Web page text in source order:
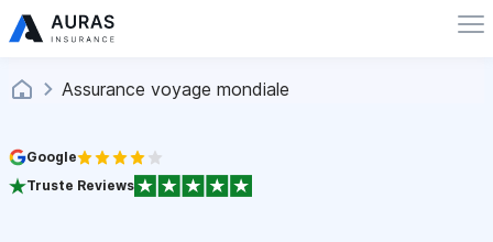
Assurance voyage mondiale
Google
Truste Reviews